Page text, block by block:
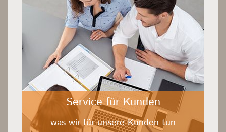
Service für Kunden
was wir für unsere Kunden tun